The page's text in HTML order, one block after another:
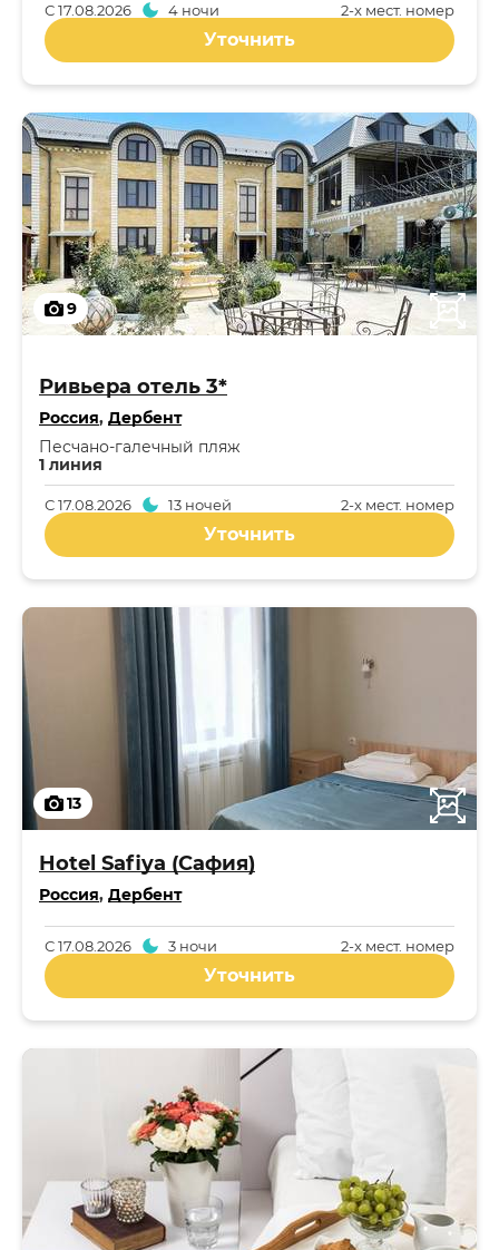
2-x мест. номер
С17.08.2026 4 ночи
Уточнить
9
Ривьера отель 3*
Россия, Дербент
1 линия
Песчано-галечный пляж
2-x мест. номер
С17.08.2026 13 ночей
Уточнить
13
Hotel Safiya (Сафия)
Россия, Дербент
2-x мест. номер
С17.08.2026 3 ночи
Уточнить